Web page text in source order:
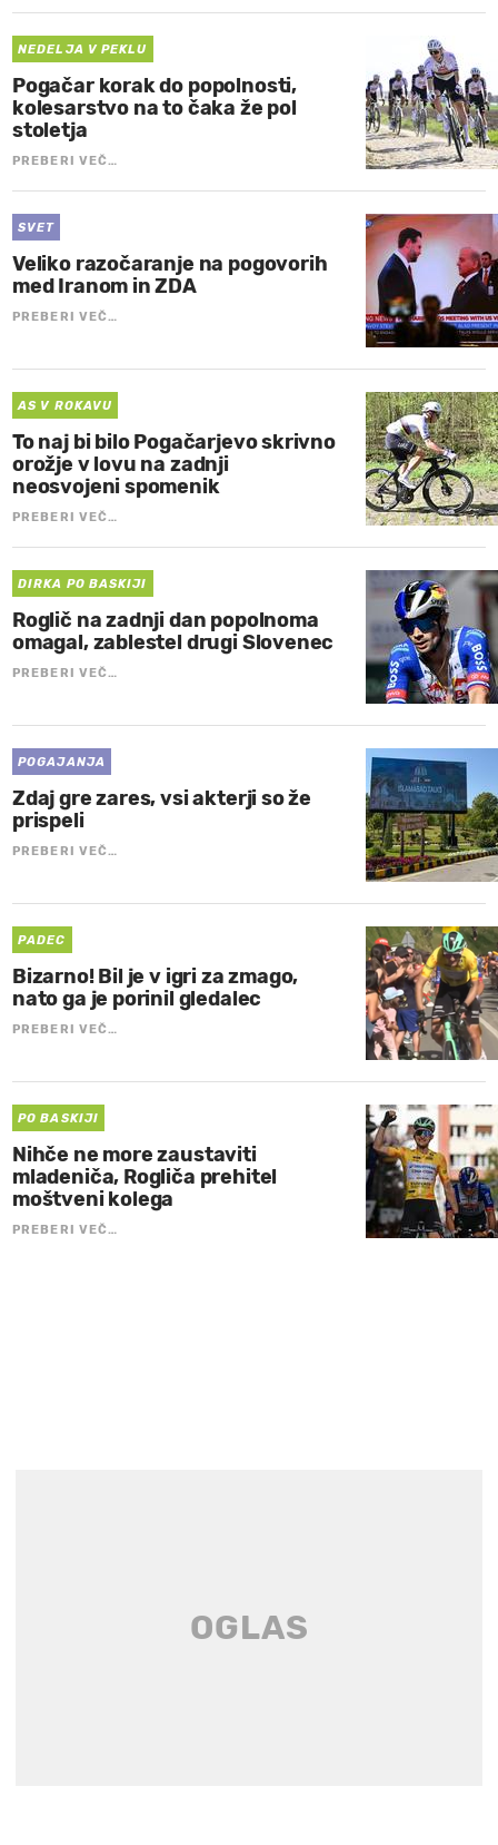
NEDELJA V PEKLU
Pogačar korak do popolnosti,
kolesarstvo na to čaka že pol
stoletja
PREBERI VEČ…
SVET
Veliko razočaranje na pogovorih
med Iranom in ZDA
PREBERI VEČ…
AS V ROKAVU
To naj bi bilo Pogačarjevo skrivno
orožje v lovu na zadnji
neosvojeni spomenik
PREBERI VEČ…
DIRKA PO BASKIJI
Roglič na zadnji dan popolnoma
omagal, zablestel drugi Slovenec
PREBERI VEČ…
POGAJANJA
Zdaj gre zares, vsi akterji so že
prispeli
PREBERI VEČ…
PADEC
Bizarno! Bil je v igri za zmago,
nato ga je porinil gledalec
PREBERI VEČ…
PO BASKIJI
Nihče ne more zaustaviti
mladeniča, Rogliča prehitel
moštveni kolega
PREBERI VEČ…